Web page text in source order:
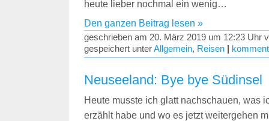
heute lieber nochmal ein wenig…
Den ganzen Beitrag lesen »
geschrieben am 20. März 2019 um 12:23 Uhr
gespeichert unterAllgemein, Reisen
Neuseeland: Bye bye Südinsel
Heute musste ich glatt nachschauen, was
erzählt habe und wo es jetzt weitergehen